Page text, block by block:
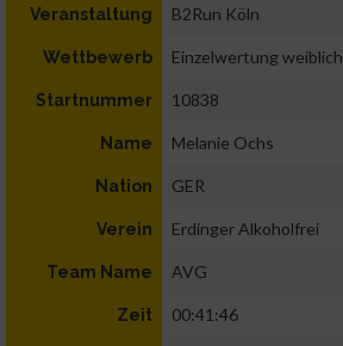
Veranstaltung B2Run Köln
Wettbewerb Einzelwertung weiblich
Startnummer 10838
Name Melanie Ochs
Nation GER
Verein Erdinger Alkoholfrei
Team Name AVG
Zeit 00:41:46